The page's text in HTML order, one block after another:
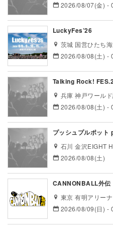
2026/08/07(金) -
LuckyFes’26
茨城 国営ひたち
2026/08/08(土) -
Talking Rock!
兵庫 神戸ワール
2026/08/08(土) -
プッシュプルポッ
石川 金沢EIGHT
2026/08/08(土)
CANNONBALL外伝
東京 有明アリーナ
2026/08/09(日) -